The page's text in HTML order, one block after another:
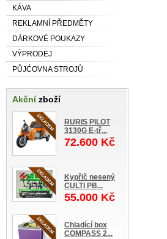
KÁVA
REKLAMNÍ PŘEDMĚTY
DÁRKOVÉ POUKAZY
VÝPRODEJ
PŮJĆOVNA STROJŮ
Akčnízboží
RURIS PILOT
3130G E-tř...
72.600 Kč
Kypřič nesený
CULTI PB...
55.000 Kč
Chladící box
COMPASS 2...